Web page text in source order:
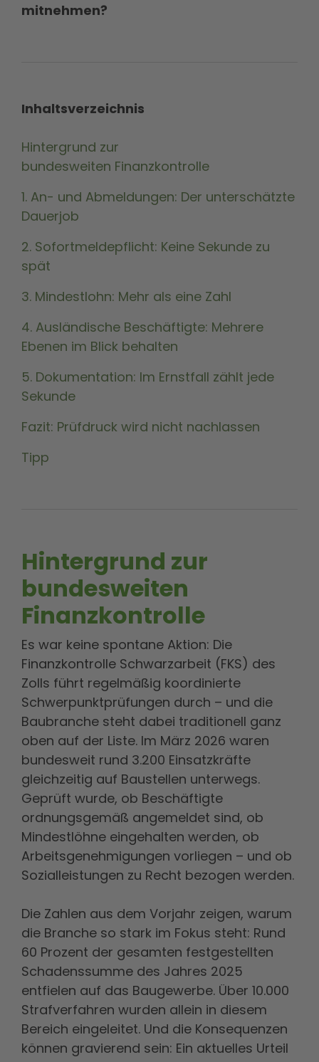
mitnehmen?
Inhaltsverzeichnis
Hintergrund zur
bundesweiten Finanzkontrolle
1. An- und Abmeldungen: Der unterschätzte
Dauerjob
2. Sofortmeldepflicht: Keine Sekunde zu
spät
3. Mindestlohn: Mehr als eine Zahl
4. Ausländische Beschäftigte: Mehrere
Ebenen im Blick behalten
5. Dokumentation: Im Ernstfall zählt jede
Sekunde
Fazit: Prüfdruck wird nicht nachlassen
Tipp
Hintergrund zur
bundesweiten
Finanzkontrolle
Es war keine spontane Aktion: Die
Finanzkontrolle Schwarzarbeit (FKS) des
Zolls führt regelmäßig koordinierte
Schwerpunktprüfungen durch – und die
Baubranche steht dabei traditionell ganz
oben auf der Liste. Im März 2026 waren
bundesweit rund 3.200 Einsatzkräfte
gleichzeitig auf Baustellen unterwegs.
Geprüft wurde, ob Beschäftigte
ordnungsgemäß angemeldet sind, ob
Mindestlöhne eingehalten werden, ob
Arbeitsgenehmigungen vorliegen – und ob
Sozialleistungen zu Recht bezogen werden.
Die Zahlen aus dem Vorjahr zeigen, warum
die Branche so stark im Fokus steht: Rund
60 Prozent der gesamten festgestellten
Schadenssumme des Jahres 2025
entfielen auf das Baugewerbe. Über 10.000
Strafverfahren wurden allein in diesem
Bereich eingeleitet. Und die Konsequenzen
können gravierend sein: Ein aktuelles Urteil